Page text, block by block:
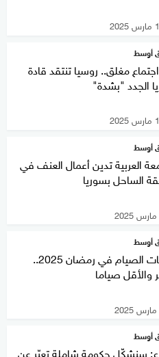
أوسط
مغلق.. روسيا تنتقد قادة
الجدد "بشدة"
أوسط
العربية تدين أعمال العنف في
الساحل بسوريا
أوسط
ساعات الصيام في رمضان 2025..
والأقل صياما
أوسط
سنشكّل حكومة شاملة تعبّر عن